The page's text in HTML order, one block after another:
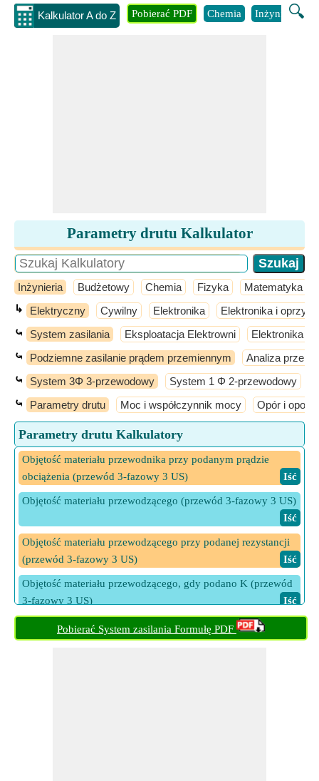
Kalkulator A do Z 🔍
Pobierać PDF Chemia Inżynieria
Parametry drutu Kalkulator
Inżynieria Budżetowy Chemia Fizyka Matematyka
↳ Elektryczny Cywilny Elektronika Elektronika i
⤿ System zasilania Eksploatacja Elektrowni Elektronika
⤿ Podziemne zasilanie prądem przemiennym Analiza
⤿ System 3Φ 3-przewodowy System 1 Φ 2-przewodowy
⤿ Parametry drutu Moc i współczynnik mocy Opór i
Parametry drutu Kalkulatory
Objętość materiału przewodnika przy podanym prądzie
obciążenia (przewód 3-fazowy 3 US)
​ Iść
Objętość materiału przewodzącego (przewód 3-fazowy 3 US)
​ Iść
Objętość materiału przewodzącego przy podanej rezystancji
(przewód 3-fazowy 3 US)
​ Iść
Objętość materiału przewodzącego, gdy podano K (przewód
3-fazowy 3 US)
​ Iść
Objętość materiału przewodzącego, gdy podano powierzchnię
i długość (przewód 3-fazowy 3 US)
​ Iść
Pobierać System zasilania Formułę PDF